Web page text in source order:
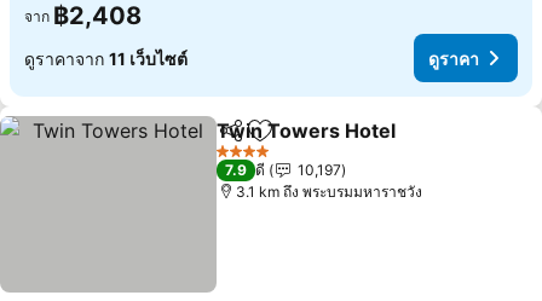
จาก ฿2,408
ดูราคาจาก 11 เว็บไซต์ ดูราคา
แชร์ เพิ่มในรายการโปรด
Twin Towers Hotel
4 ดาว
7.9 ดี
10,197
3.1 km ถึง พระบรมมหาราชวัง